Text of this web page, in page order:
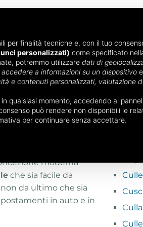
per finalità tecniche e, con il tuo
personalizzati) come specificato
potremmo utilizzare dati di
a informazioni su un dispositivo
e contenuti personalizzati, valutazione
qualsiasi momento, accedendo al
può rendere non disponibili le
per continuare senza accettare.
NEONATO ACCESSORI
all’arrivo di
moderna
che sia facile da
da ultimo che sia
in auto e in